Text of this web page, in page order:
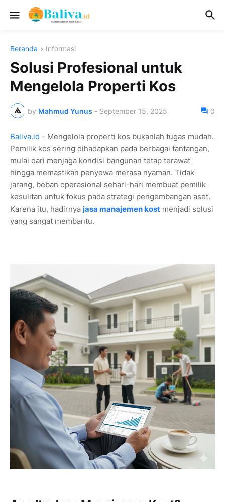
Beranda Informasi
Solusi Profesional untuk
Mengelola Properti Kos
by Mahmud Yunus - September 15, 2025 0
Baliva.id - Mengelola properti kos bukanlah tugas mudah.
Pemilik kos sering dihadapkan pada berbagai tantangan,
mulai dari menjaga kondisi bangunan tetap terawat
hingga memastikan penyewa merasa nyaman. Tidak
jarang, beban operasional sehari-hari membuat pemilik
kesulitan untuk fokus pada strategi pengembangan aset.
Karena itu, hadirnya jasa manajemen kost menjadi solusi
yang sangat membantu.